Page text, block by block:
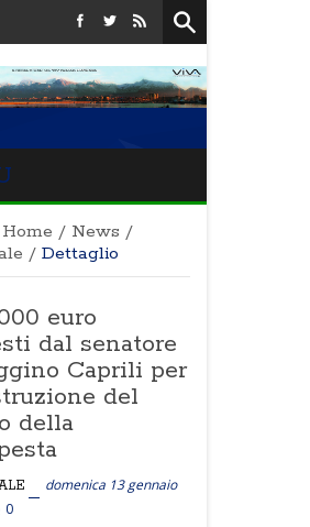
Home / News /
/ Dettaglio
euro
dal senatore
Caprili per
del
della
domenica 13 gennaio
0